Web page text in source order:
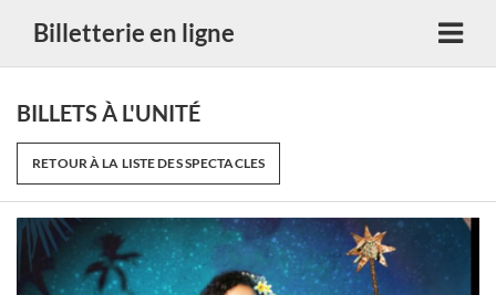
Billetterie en ligne
BILLETS À L'UNITÉ
RETOUR À LA LISTE DES SPECTACLES